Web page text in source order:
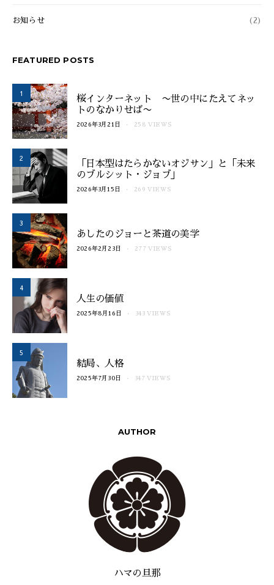
お知らせ (2)
FEATURED POSTS
1
桜インターネット 〜世の中にたえてネッ
トのなかりせば〜
2026年3月21日 258 VIEWS
2
「日本型はたらかないオジサン」と「未来
のブルシット・ジョブ」
2026年3月15日 269 VIEWS
3
あしたのジョーと茶道の美学
2026年2月23日 277 VIEWS
4
人生の価値
2025年8月16日 343 VIEWS
5
結局、人格
2025年7月30日 347 VIEWS
AUTHOR
ハマの旦那